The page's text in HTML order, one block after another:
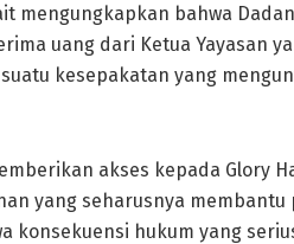
mengungkapkan bahwa
uang dari Ketua Yayasan
kesepakatan yang
akses kepada Glory
yang seharusnya membantu
konsekuensi hukum yang